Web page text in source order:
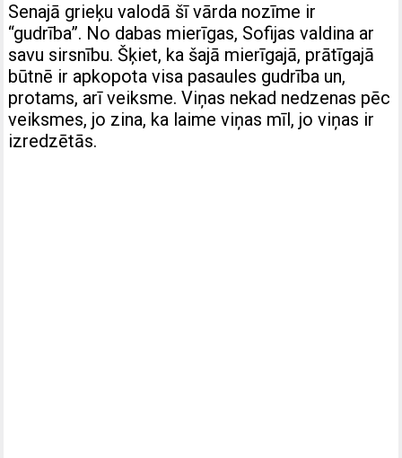
Senajā grieķu valodā šī vārda nozīme ir
“gudrība”. No dabas mierīgas, Sofijas valdina ar
savu sirsnību. Šķiet, ka šajā mierīgajā, prātīgajā
būtnē ir apkopota visa pasaules gudrība un,
protams, arī veiksme. Viņas nekad nedzenas pēc
veiksmes, jo zina, ka laime viņas mīl, jo viņas ir
izredzētās.